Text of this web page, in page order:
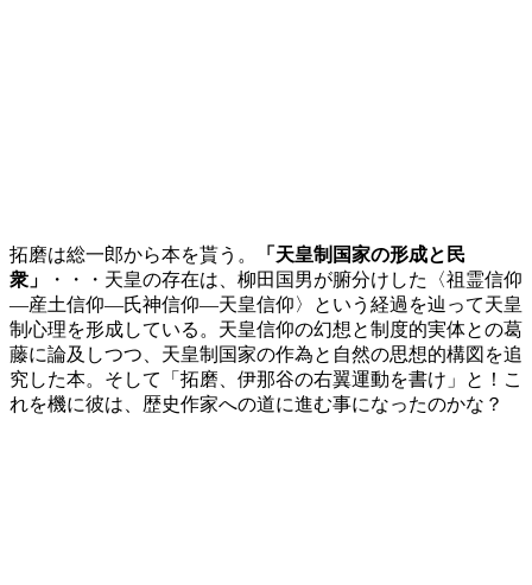
拓磨は総一郎から本を貰う。
「天皇制国家の形成と民
衆」
・・・天皇の存在は、柳田国男が腑分けした〈祖霊信仰
―産土信仰―氏神信仰―天皇信仰〉という経過を辿って天皇
制心理を形成している。天皇信仰の幻想と制度的実体との葛
藤に論及しつつ、天皇制国家の作為と自然の思想的構図を追
究した本。そして「拓磨、伊那谷の右翼運動を書け」と！こ
れを機に彼は、歴史作家への道に進む事になったのかな？